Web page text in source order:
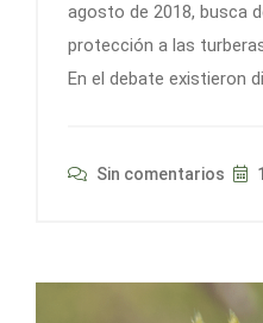
agosto de 2018, busca
protección a las
En el debate existieron
Sin comentarios